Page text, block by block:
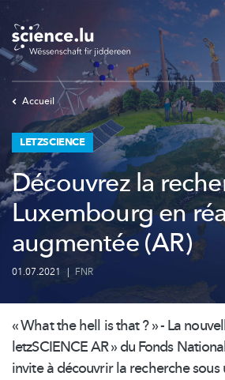
Skip
main
content
Accueil
LETZSCIENCE
Découvrez la
Luxembourg en
augmentée (AR)
01.07.2021 | FNR
« What the hell is that ? »- La
letzSCIENCE AR » du Fonds
invite à découvrir la recherche sous